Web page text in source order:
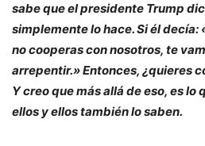
sabe que el presidente Trump
simplemente lo hace. Si él decía:
no cooperas con nosotros, te
arrepentir.» Entonces, ¿quieres
Y creo que más allá de eso, es lo
ellos y ellos también lo saben.